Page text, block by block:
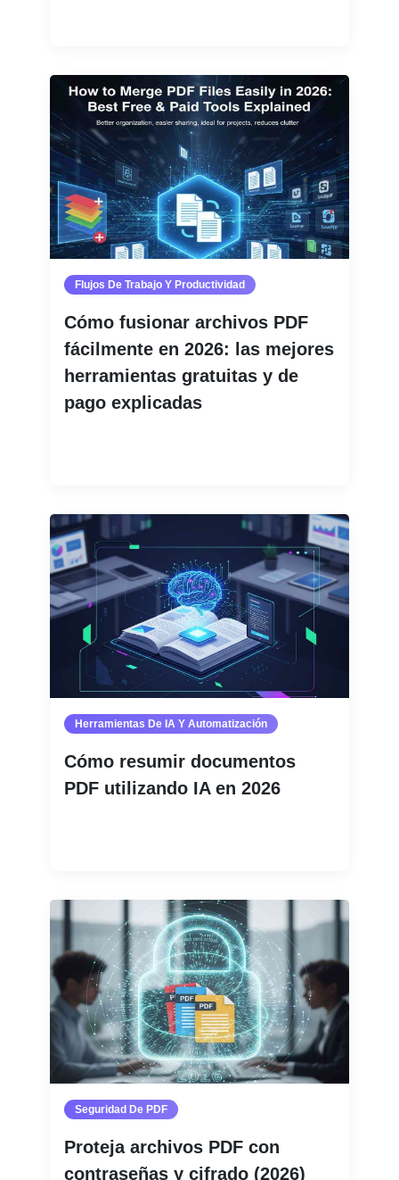
Flujos De Trabajo Y Productividad
Cómo fusionar archivos PDF
fácilmente en 2026: las mejores
herramientas gratuitas y de
pago explicadas
Herramientas De IA Y Automatización
Cómo resumir documentos
PDF utilizando IA en 2026
Seguridad De PDF
Proteja archivos PDF con
contraseñas y cifrado (2026)